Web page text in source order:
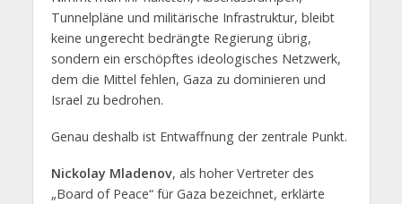
Tunnelpläne und militärische Infrastruktur, bleibt
keine ungerecht bedrängte Regierung übrig,
sondern ein erschöpftes ideologisches Netzwerk,
dem die Mittel fehlen, Gaza zu dominieren und
Israel zu bedrohen.
Genau deshalb ist Entwaffnung der zentrale Punkt.
Nickolay Mladenov, als hoher Vertreter des
„Board of Peace“ für Gaza bezeichnet, erklärte